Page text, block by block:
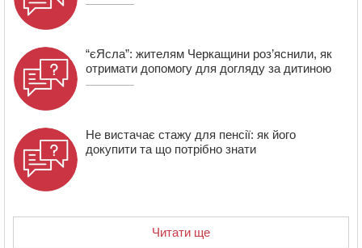
Європи серед молоді
“єЯсла”: жителям Черкащини роз’яснили, як
отримати допомогу для догляду за дитиною
Не вистачає стажу для пенсії: як його
докупити та що потрібно знати
Читати ще